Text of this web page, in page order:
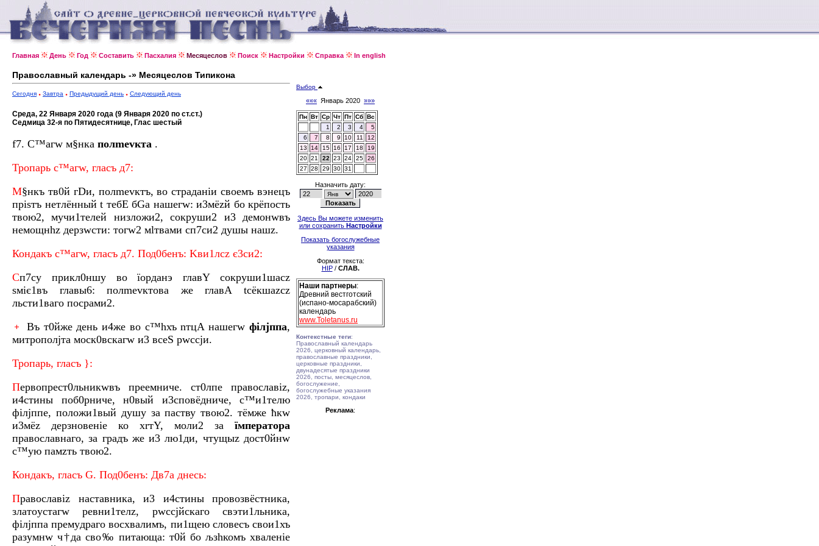
Главная День Год Составить Пасхалия Месяцеслов Поиск Настройки Справка In english
Православный календарь -» Месяцеслов Типикона
Сегодня Завтра Предыдущий день Следующий день
Среда, 22 Января 2020 года (9 Января 2020 по ст.ст.)
Седмица 32-я по Пятидесятнице, Глас шестый
f7. С™aгw м§нка полmevкта .
Тропaрь с™aгw, глaсъ д7:
М§нкъ тв0й гDи, полmevктъ, во страдaніи своeмъ вэнeцъ
пріsтъ нетлённый t тебE бGа нaшегw: и3мёzй бо крёпость
твою2, мучи1телей низложи2, сокруши2 и3 дeмонwвъ
немощнhz дeрзwсти: тогw2 мlтвами сп7си2 дyшы нaшz.
Кондaкъ с™aгw, глaсъ д7. Под0бенъ: Kви1лсz є3си2:
Сп7су прикл0ншу во їoрдaнэ главY сокруши1шасz
ѕміє1въ главы6: полmevктова же главA tсёкшаzсz
льсти1ваго посрами2.
Въ т0йже дeнь и4же во с™hхъ nтцA нaшегw філjппа,
митрополjта моск0вскагw и3 всеS рwссjи.
Тропaрь, глaсъ }:
Первопрест0льникwвъ преeмниче. ст0лпе правослaвіz,
и4стины поб0рниче, н0вый и3сповёдниче, с™и1телю
філjппе, положи1вый дyшу за пaству твою2. тёмже ћкw
и3мёz дерзновeніе ко хrтY, моли2 за їмперaтора
правослaвнаго, за грaдъ же и3 лю1ди, чтyщыz дост0йнw
с™yю пaмzть твою2.
Кондaкъ, глaсъ G. Под0бенъ: Дв7а днeсь:
Правослaвіz настaвника, и3 и4стины провозвёстника,
златоyстагw ревни1телz, рwссjйскаго свэти1льника,
філjппа премyдраго восхвaлимъ, пи1щею словeсъ свои1хъ
разyмнw ч†да сво‰ питaюща: т0й бо љзhкомъ хвалeніе
Выбор
««« Январь 2020 »»»
Пн Вт Ср Чт Пт Сб Вс
1
2 3 4
5
6
7 8 9 10 11
12
13
14 15 16 17 18
19
20 21 22 23 24 25
26
27
28 29 30 31
Назначить дату:
Здесь Вы можете изменить
или сохранить Настройки
Показать богослужебные
указания
Формат текста:
HIP/ СЛАВ.
Наши партнеры:
Древний вестготский
(испано-мосарабский)
календарь
www.Toletanus.ru
Контекстные теги:
Православный календарь
2026, церковный календарь,
православные праздники,
церковные праздники,
двунадесятые праздники
2026, посты, месяцеслов,
богослужение,
богослужебные указания
2026, тропари, кондаки
Реклама: